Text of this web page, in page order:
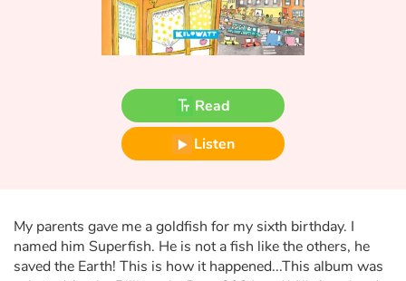
Princesses and princes, kings, queens and dragons
Heroines and Heroes
Ecology, nature, seasons
Travel, epic, investigation, adventure
Read
Listen
My parents gave me a goldfish for my sixth birthday. I
named him Superfish. He is not a fish like the others, he
saved the Earth! This is how it happened...This album was